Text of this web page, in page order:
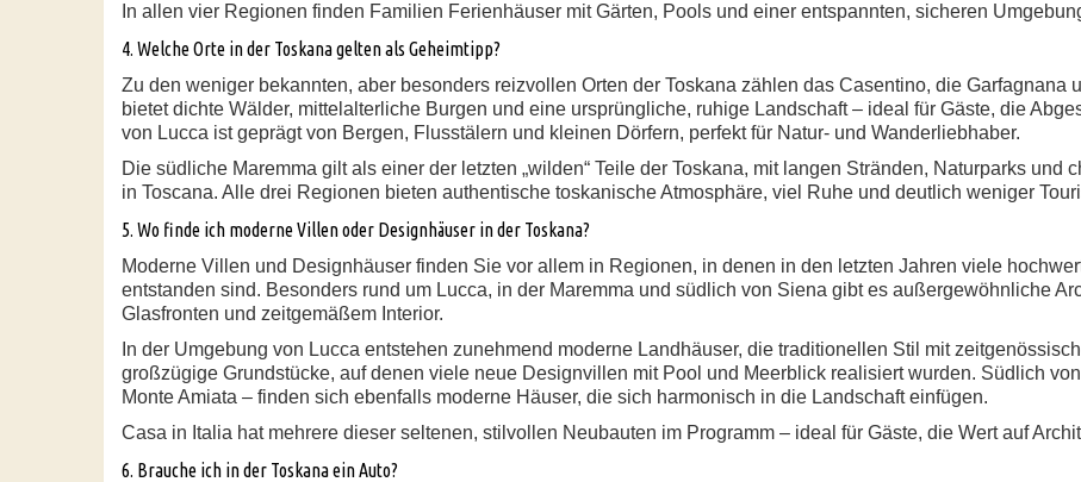
In allen vier Regionen finden Familien Ferienhäuser mit Gärten, Pools und einer entspannten, sicheren
4. Welche Orte in der Toskana gelten als Geheimtipp?
Zu den weniger bekannten, aber besonders reizvollen Orten der Toskana zählen das Casentino, die Garfagnana
bietet dichte Wälder, mittelalterliche Burgen und eine ursprüngliche, ruhige Landschaft – ideal für Gäste, die
von Lucca ist geprägt von Bergen, Flusstälern und kleinen Dörfern, perfekt für Natur- und Wanderliebhaber.
Die südliche Maremma gilt als einer der letzten „wilden“ Teile der Toskana, mit langen Stränden, Naturparks und
in Toscana. Alle drei Regionen bieten authentische toskanische Atmosphäre, viel Ruhe und deutlich weniger
5. Wo finde ich moderne Villen oder Designhäuser in der Toskana?
Moderne Villen und Designhäuser finden Sie vor allem in Regionen, in denen in den letzten Jahren viele
entstanden sind. Besonders rund um Lucca, in der Maremma und südlich von Siena gibt es außergewöhnliche
Glasfronten und zeitgemäßem Interior.
In der Umgebung von Lucca entstehen zunehmend moderne Landhäuser, die traditionellen Stil mit
großzügige Grundstücke, auf denen viele neue Designvillen mit Pool und Meerblick realisiert wurden. Südlich
Monte Amiata – finden sich ebenfalls moderne Häuser, die sich harmonisch in die Landschaft einfügen.
Casa in Italia hat mehrere dieser seltenen, stilvollen Neubauten im Programm – ideal für Gäste, die Wert auf
6. Brauche ich in der Toskana ein Auto?